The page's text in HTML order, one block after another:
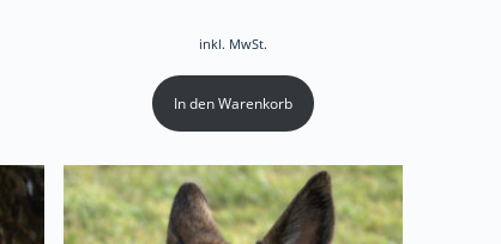
inkl. MwSt.
In den Warenkorb